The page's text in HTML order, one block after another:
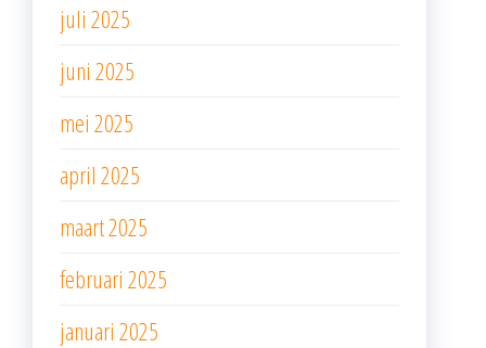
juli 2025
juni 2025
mei 2025
april 2025
maart 2025
februari 2025
januari 2025